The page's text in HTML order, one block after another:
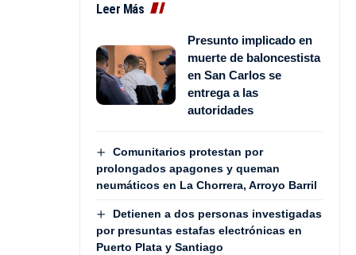
Leer Más
Presunto implicado en
muerte de baloncestista
en San Carlos se
entrega a las
autoridades
Comunitarios protestan por
prolongados apagones y queman
neumáticos en La Chorrera, Arroyo Barril
Detienen a dos personas investigadas
por presuntas estafas electrónicas en
Puerto Plata y Santiago